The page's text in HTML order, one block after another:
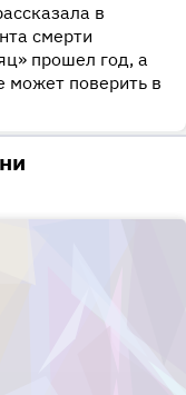
в
смерти
прошел год, а
может поверить в